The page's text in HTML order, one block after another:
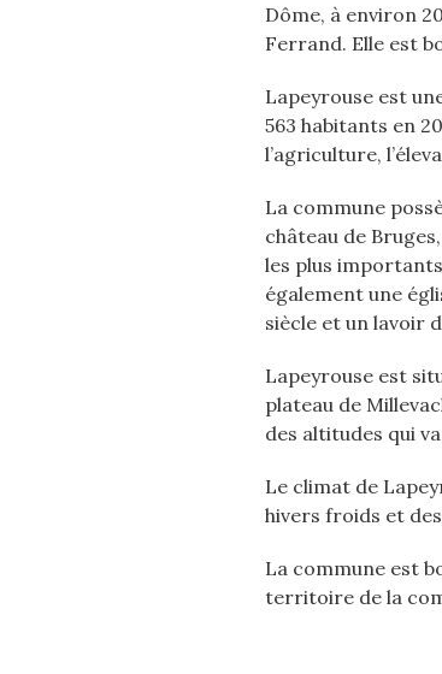
Dôme, à environ
Ferrand. Elle est
Lapeyrouse est
563 habitants en
l’agriculture,
La commune
château de
les plus
également une
siècle et un lavoir
Lapeyrouse est
plateau de
des altitudes qui
Le climat de
hivers froids et
La commune est
territoire de la